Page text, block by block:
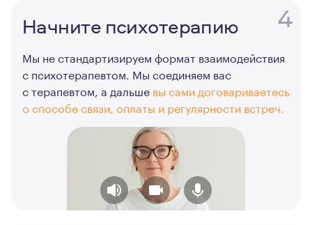
4
Начните психотерапию
Мы не стандартизируем формат взаимодействия
с психотерапевтом. Мы соединяем вас
с терапевтом, а дальше вы сами договариваетесь
о способе связи, оплаты и регулярности встреч.